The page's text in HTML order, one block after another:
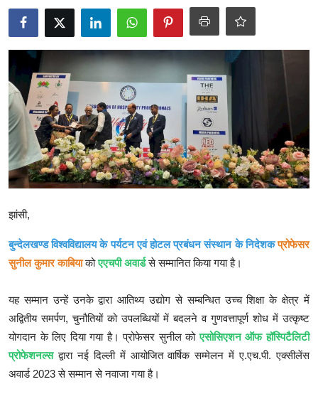
बुन्देलखण्ड
वीडियो
क्राइम
स्पोर्ट्स
मनोरंजन
गैलरी
झांसी,
बुन्देलखण्ड विश्वविद्यालय के पर्यटन एवं होटल प्रबंधन संस्थान के निदेशक प्रोफेसर
सुनील कुमार काबियाकोएएचपी अवार्डसे सम्मानित किया गया है।
यह सम्मान उन्हें उनके द्वारा आतिथ्य उद्योग से सम्बन्धित उच्च शिक्षा के क्षेत्र में
अद्वितीय समर्पण, चुनौतियों को उपलब्धियों में बदलने व गुणवत्तापूर्ण शोध में उत्कृष्ट
योगदान के लिए दिया गया है। प्रोफेसर सुनील कोएसोसिएशन ऑफ हॉस्पिटैलिटी
प्रोफेशनल्सद्वारा नई दिल्ली में आयोजित वार्षिक सम्मेलन में ए.एच.पी. एक्सीलेंस
अवार्ड 2023 से सम्मान से नवाजा गया है।